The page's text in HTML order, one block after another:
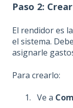
Paso 2:
El rendidor es
el sistema.
asignarle
Para crearlo:
Ve a